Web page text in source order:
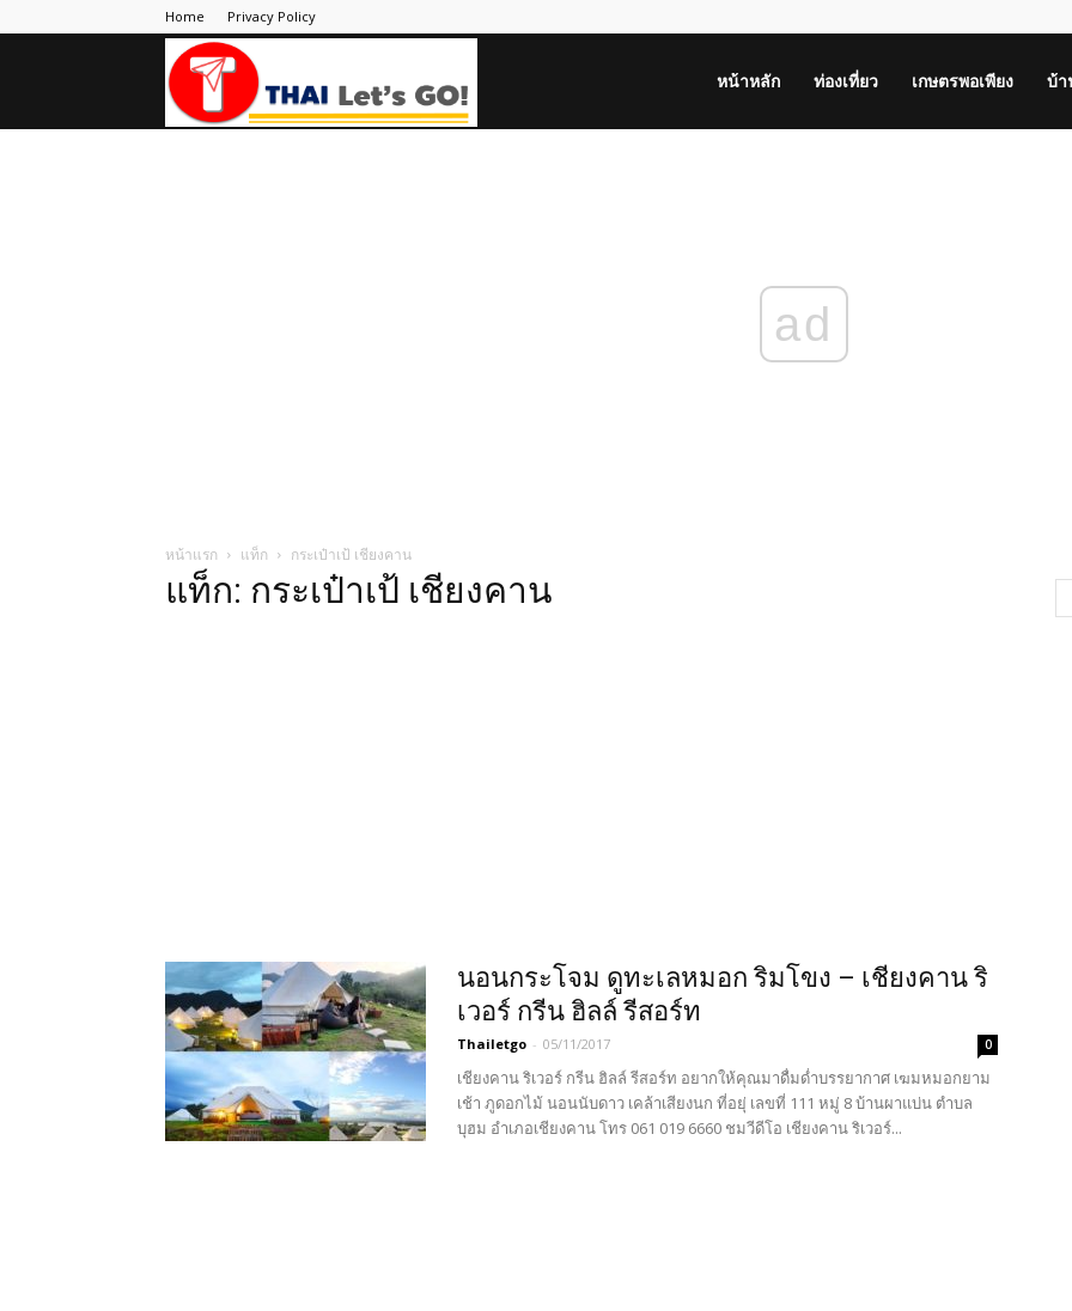
Home Privacy Policy
หน้าหลัก ท่องเที่ยว เกษตรพอเพียง บ้
ad
หน้าแรก แท็ก กระเป๋าเป้ เชียงคาน
แท็ก: กระเป๋าเป้ เชียงคาน
นอนกระโจม ดูทะเลหมอก ริมโขง – เชียงคาน ริ
เวอร์ กรีน ฮิลล์ รีสอร์ท
Thailetgo - 05/11/2017 0
เชียงคาน ริเวอร์ กรีน ฮิลล์ รีสอร์ท อยากให้คุณมาดื่มด่ำบรรยากาศ เฆมหมอกยาม
เช้า ภูดอกไม้ นอนนับดาว เคล้าเสียงนก ที่อยุ่ เลขที่ 111 หมู่ 8 บ้านผาแบ่น ตำบล
บุฮม อำเภอเชียงคาน โทร 061 019 6660 ชมวีดีโอ เชียงคาน ริเวอร์...